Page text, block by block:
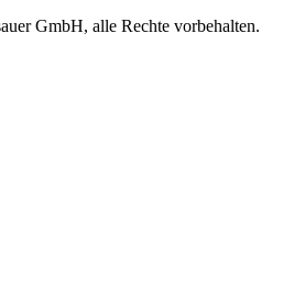
GmbH, alle Rechte vorbehalten.